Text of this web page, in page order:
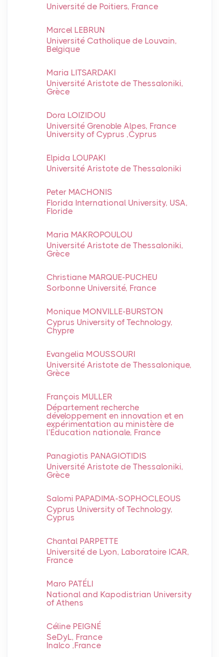
Université de Poitiers, France
Marcel LEBRUN
Université Catholique de Louvain,
Belgique
Maria LITSARDAKI
Université Aristote de Thessaloniki,
Grèce
Dora LOIZIDOU
Université Grenoble Alpes, France
University of Cyprus ,Cyprus
Elpida LOUPAKI
Université Aristote de Thessaloniki
Peter MACHONIS
Florida International University, USA,
Floride
Maria MAKROPOULOU
Université Aristote de Thessaloniki,
Grèce
Christiane MARQUE-PUCHEU
Sorbonne Université, France
Monique MONVILLE-BURSTON
Cyprus University of Technology,
Chypre
Evangelia MOUSSOURI
Université Aristote de Thessalonique,
Grèce
François MULLER
Département recherche
développement en innovation et en
expérimentation au ministère de
l’Éducation nationale, France
Panagiotis PANAGIOTIDIS
Université Aristote de Thessaloniki,
Grèce
Salomi PAPADIMA-SOPHOCLEOUS
Cyprus University of Technology,
Cyprus
Chantal PARPETTE
Université de Lyon, Laboratoire ICAR,
France
Maro PATÉLI
National and Kapodistrian University
of Athens
Céline PEIGNÉ
SeDyL, France
Inalco ,France